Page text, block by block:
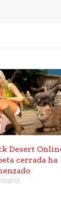
Desert
cerrada ha
2015